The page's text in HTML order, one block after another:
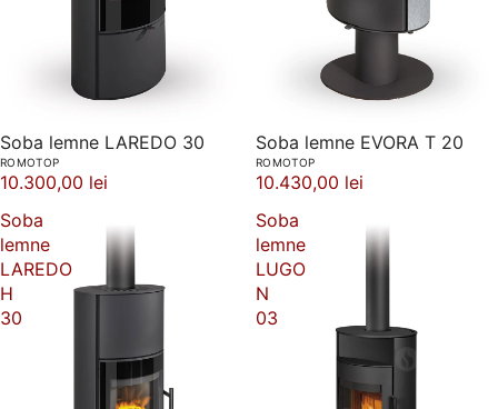
Soba lemne LAREDO 30
ROMOTOP
10.300,00 lei
Soba lemne EVORA T 20
ROMOTOP
10.430,00 lei
Soba
lemne
LAREDO
H
30
Soba
lemne
LUGO
N
03